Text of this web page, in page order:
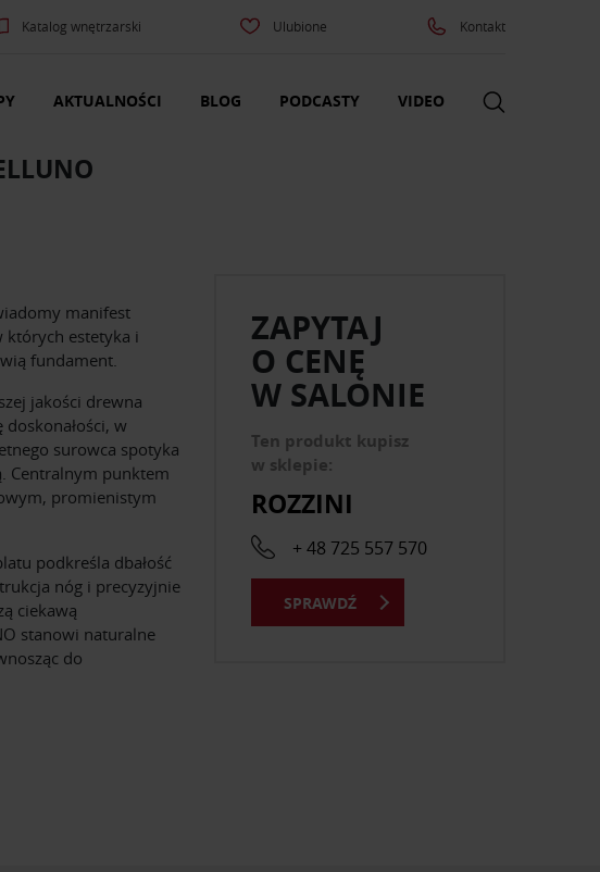
Katalog wnętrzarski Ulubione Kontakt
AKTUALNOŚCI BLOG PODCASTY VIDEO
manifest
których estetyka i
fundament.
jakości drewna
w
surowca spotyka
Centralnym punktem
promienistym
podkreśla dbałość
nóg i precyzyjnie
ciekawą
stanowi naturalne
do
ZAPYTAJ
O CENĘ
W SALONIE
Ten produkt kupisz
w sklepie:
ROZZINI
+ 48 725 557 570
SPRAWDŹ